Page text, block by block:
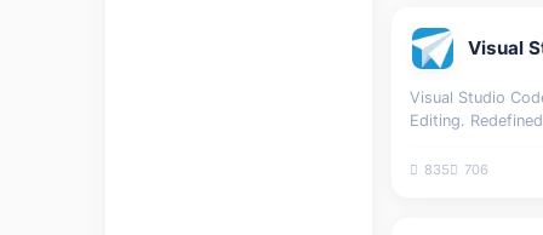
Visual Studio
Editing. Redefined
835 706